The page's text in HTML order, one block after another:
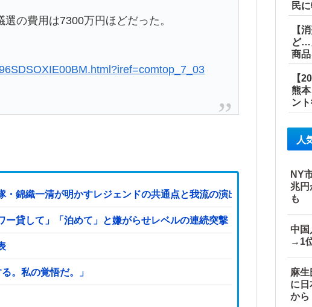
の費用は7300万円ほどだった。
錦織一清が明かすレジェンドの共通点と我流の演出論
貸して」「泊めて」と嫌がらせレベルの連続突撃！夫経由で断る
。私の覚悟だ。」
民
【
ど…
商
【
熊
ン
人
NY
兆円
も
中
→1
麻
に
から